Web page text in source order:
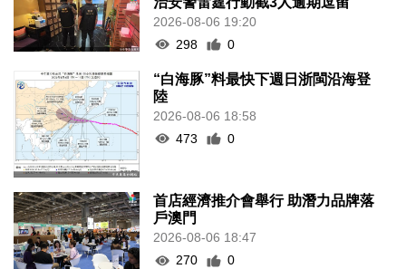
2026-08-06 19:20
298
0
“白海豚”料最快下週日浙閩沿海登
陸
2026-08-06 18:58
473
0
首店經濟推介會舉行 助潛力品牌落
戶澳門
2026-08-06 18:47
270
0